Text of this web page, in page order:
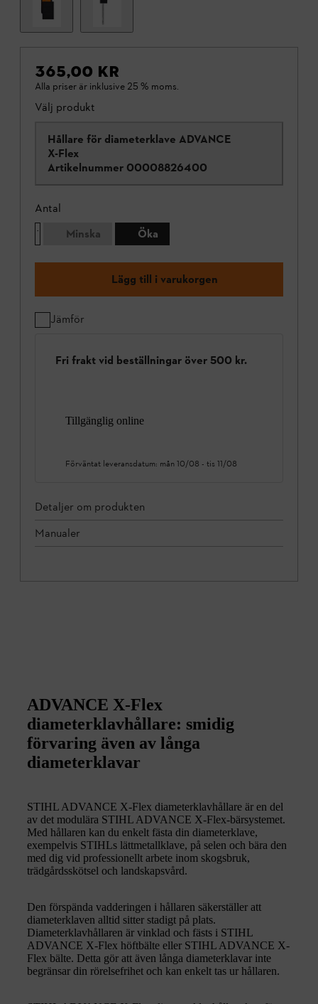
365,00 KR
Alla priser är inklusive 25 % moms.
Välj produkt
Hållare för diameterklave ADVANCE
X-Flex
Artikelnummer 00008826400
Antal
Minska
Öka
Lägg till i varukorgen
Jämför
Fri frakt vid beställningar över 500 kr.
Tillgänglig online
Förväntat leveransdatum: mån 10/08 - tis 11/08
Detaljer om produkten
Manualer
ADVANCE X-Flex
diameterklavhållare: smidig
förvaring även av långa
diameterklavar
STIHL ADVANCE X-Flex diameterklavhållare är en del
av det modulära STIHL ADVANCE X-Flex-bärsystemet.
Med hållaren kan du enkelt fästa din diameterklave,
exempelvis STIHLs lättmetallklave, på selen och bära den
med dig vid professionellt arbete inom skogsbruk,
trädgårdsskötsel och landskapsvård.
Den förspända vadderingen i hållaren säkerställer att
diameterklaven alltid sitter stadigt på plats.
Diameterklavhållaren är vinklad och fästs i STIHL
ADVANCE X-Flex höftbälte eller STIHL ADVANCE X-
Flex bälte. Detta gör att även långa diameterklavar inte
begränsar din rörelsefrihet och kan enkelt tas ur hållaren.